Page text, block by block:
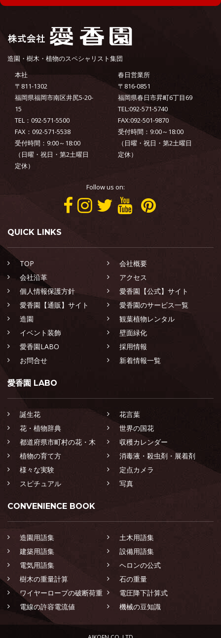
造園・樹木・植物のスペシャリスト集団
本社
〒811-1302
福岡県福岡市南区井尻5-20-
15
TEL：092-571-5500
FAX：092-571-5538
受付時間：9:00～18:00
（日曜・祝日・第2土曜日
定休）
春日営業所
〒816-0851
福岡県春日市昇町6丁目69
TEL:092-571-5740
FAX:092-501-9870
受付時間：9:00～18:00
（日曜・祝日・第2土曜日
定休）
Follow us on:
QUICK LINKS
TOP
会社概要
会社沿革
アクセス
個人情報保護方針
愛香園【公式】サイト
愛香園【通販】サイト
愛香園のサービス一覧
造園
観葉植物レンタル
イベント装飾
壁面緑化
愛香園LABO
採用情報
お問合せ
新着情報一覧
愛香園 LABO
誕生花
花言葉
花・植物辞典
世界の国花
都道府県市町村の花・木
収穫カレンダー
植物の育て方
消毒液・殺虫剤・展着剤
様々な実験
定点カメラ
スピチュアル
写真
CONVENIENCE BOOK
造園用語集
土木用語集
建築用語集
設備用語集
電気用語集
ヘロンの公式
樹木の重量計算
石の重量
ワイヤーロープの破断荷重
電圧降下計算式
電線の許容電流値
機械の豆知識